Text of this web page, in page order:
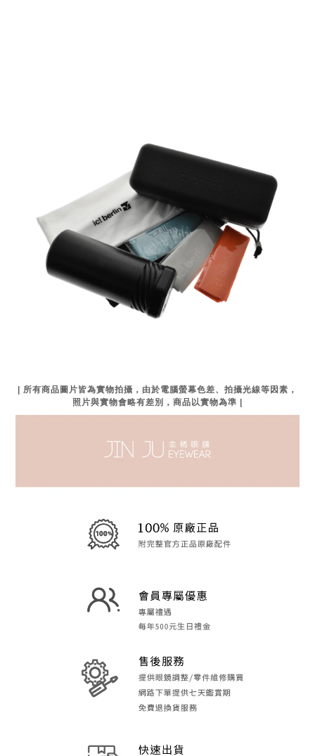
| 所有商品圖片皆為實物拍攝，由於電腦螢幕色差、拍攝光線等因素，
照片與實物會略有差別，商品以實物為準 |